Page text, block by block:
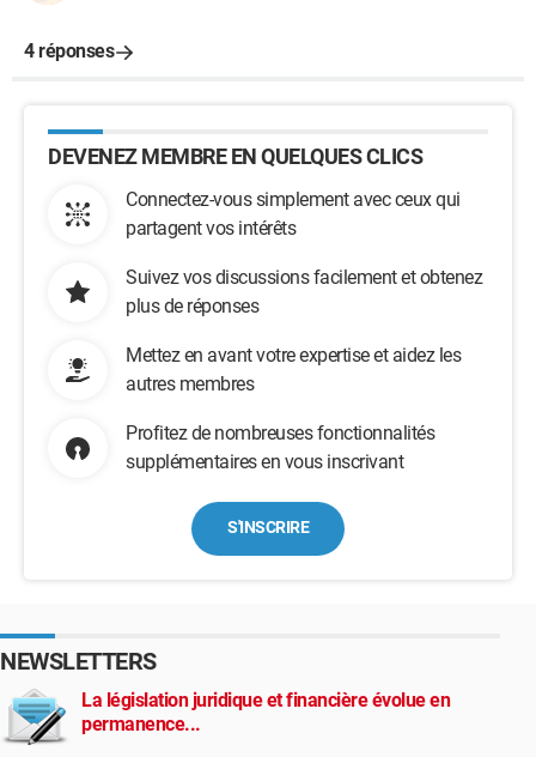
4 réponses
DEVENEZ MEMBRE EN QUELQUES CLICS
Connectez-vous simplement avec ceux qui
partagent vos intérêts
Suivez vos discussions facilement et obtenez
plus de réponses
Mettez en avant votre expertise et aidez les
autres membres
Profitez de nombreuses fonctionnalités
supplémentaires en vous inscrivant
S'INSCRIRE
NEWSLETTERS
La législation juridique et financière évolue en
permanence...